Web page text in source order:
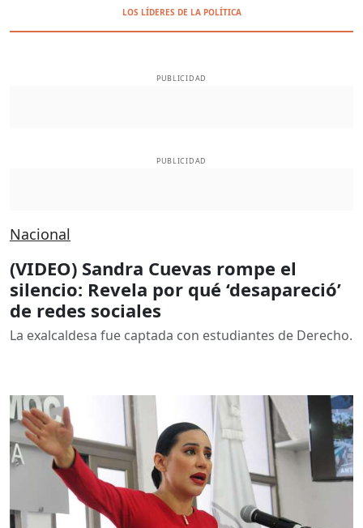
LOS LÍDERES DE LA POLÍTICA
PUBLICIDAD
PUBLICIDAD
Nacional
(VIDEO) Sandra Cuevas rompe el
silencio: Revela por qué ‘desapareció’
de redes sociales
La exalcaldesa fue captada con estudiantes de Derecho.